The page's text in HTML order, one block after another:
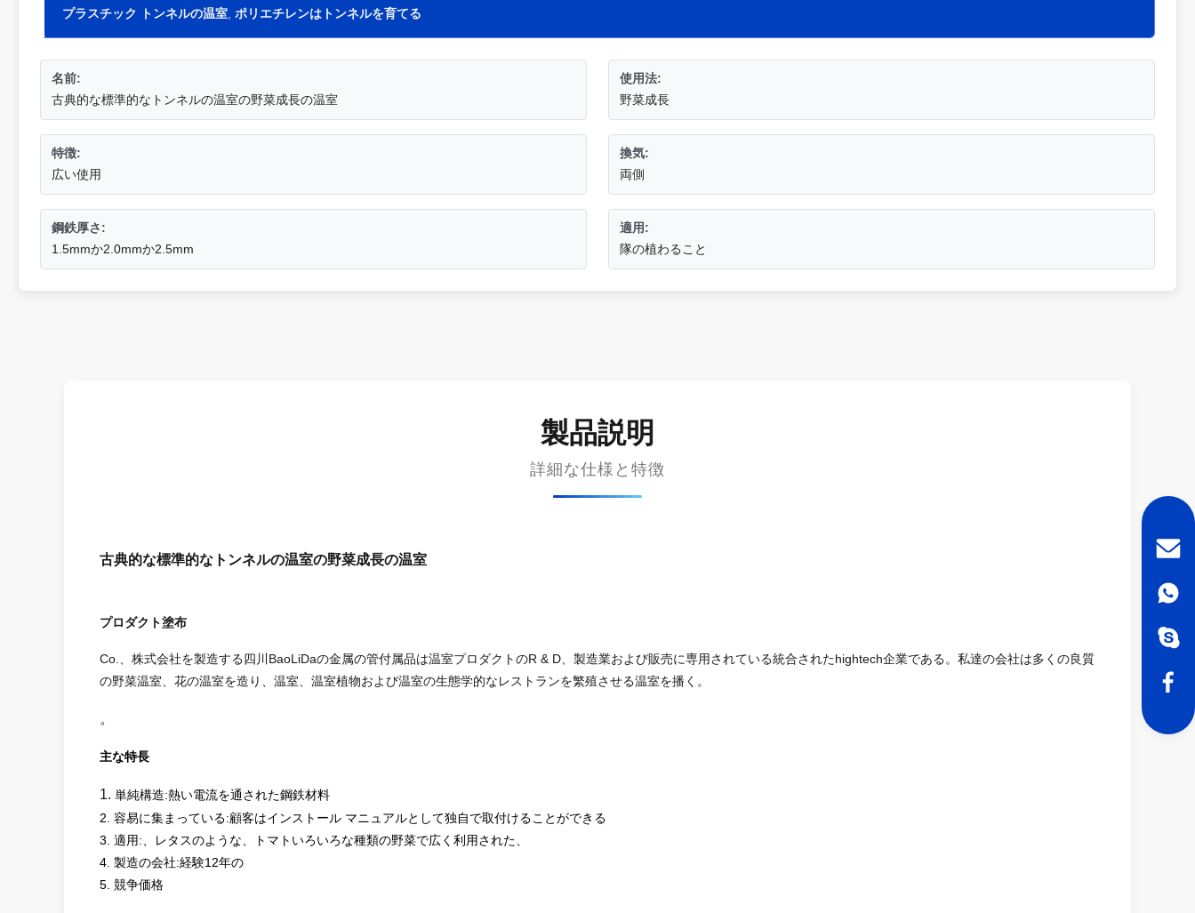
プラスチック トンネルの温室 ポリエチレンはトンネルを育てる
名前:
古典的な標準的なトンネルの温室の野菜成長の温室
使用法:
野菜成長
特徴:
広い使用
換気:
両側
鋼鉄厚さ:
1.5mmか2.0mmか2.5mm
適用:
隊の植わること
製品説明
詳細な仕様と特徴
古典的な標準的なトンネルの温室の野菜成長の温室
プロダクト塗布
Co.、株式会社を製造する四川BaoLiDaの金属の管付属品は温室プロダクトのR & D、製造業および販売に専用されている統合されたhightech企業である。私達の会社は多くの良質
の野菜温室、花の温室を造り、温室、温室植物および温室の生態学的なレストランを繁殖させる温室を播く。
。
主な特長
1. 単純構造:熱い電流を通された鋼鉄材料
2. 容易に集まっている:顧客はインストール マニュアルとして独自で取付けることができる
3. 適用:、レタスのような、トマトいろいろな種類の野菜で広く利用された、
4. 製造の会社:経験12年の
5. 競争価格